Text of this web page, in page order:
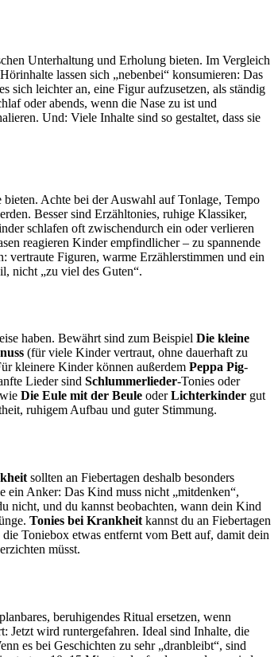
Unterhaltung und Erholung bieten. Im Vergleich
lassen sich „nebenbei“ konsumieren: Das
leichter an, eine Figur aufzusetzen, als ständig
oder abends, wenn die Nase zu ist und
Und: Viele Inhalte sind so gestaltet, dass sie
Achte bei der Auswahl auf Tonlage, Tempo
Besser sind Erzähltonies, ruhige Klassiker,
schlafen oft zwischendurch ein oder verlieren
reagieren Kinder empfindlicher – zu spannende
vertraute Figuren, warme Erzählerstimmen und ein
nicht „zu viel des Guten“.
haben. Bewährt sind zum Beispiel Die kleine
(für viele Kinder vertraut, ohne dauerhaft zu
kleinere Kinder können außerdem Peppa Pig-
Lieder sind Schlummerlieder-Tonies oder
Die Eule mit der Beule oderLichterkinder gut
ruhigem Aufbau und guter Stimmung.
sollten an Fiebertagen deshalb besonders
ein Anker: Das Kind muss nicht „mitdenken“,
nicht, und du kannst beobachten, wann dein Kind
Tonies bei Krankheit kannst du an Fiebertagen
Toniebox etwas entfernt vom Bett auf, damit dein
müsst.
beruhigendes Ritual ersetzen, wenn
Jetzt wird runtergefahren. Ideal sind Inhalte, die
es bei Geschichten zu sehr „dranbleibt“, sind